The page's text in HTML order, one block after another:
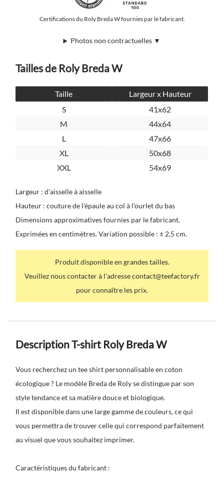
Certifications du Roly Breda W fournies par le fabricant.
Photos non contractuelles ▼
Tailles de Roly Breda W
Taille
Largeur x Hauteur
S
41x62
M
44x64
L
47x66
XL
50x68
XXL
54x69
Largeur : d'aisselle à aisselle
Hauteur : couture de l'épaule au col à l'ourlet du bas
Dimensions approximatives fournies par le fabricant.
Exprimées en centimètres. Variation possible : ± 2,5 cm.
Produit disponible en grandes tailles.
Veuillez nous contacter à l'adresse contact@teefactory.fr
pour connaître les prix.
Description T-shirt Roly Breda W
Vous recherchez un tee shirt personnalisable en coton
écologique ? Le modèle Breda de Roly se distingue par son
style tendance et sa matière douce et biologique.
Il est disponible dans une large gamme de couleurs, ce qui
vous permettra de trouver celle qui correspond parfaitement
au visuel que vous souhaitez imprimer.
Caractéristiques du fabricant :